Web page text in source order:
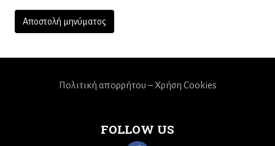
FOLLOW US
Πολιτική απορρήτου – Χρήση Cookies